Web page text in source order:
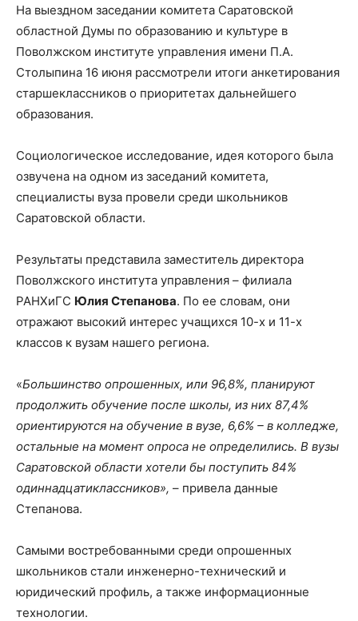
На выездном заседании комитета Саратовской
областной Думы по образованию и культуре в
Поволжском институте управления имени П.А.
Столыпина 16 июня рассмотрели итоги анкетирования
старшеклассников о приоритетах дальнейшего
образования.
Социологическое исследование, идея которого была
озвучена на одном из заседаний комитета,
специалисты вуза провели среди школьников
Саратовской области.
Результаты представила заместитель директора
Поволжского института управления – филиала
РАНХиГС Юлия Степанова. По ее словам, они
отражают высокий интерес учащихся 10-х и 11-х
классов к вузам нашего региона.
«Большинство опрошенных, или 96,8%, планируют
продолжить обучение после школы, из них 87,4%
ориентируются на обучение в вузе, 6,6% – в колледже,
остальные на момент опроса не определились. В вузы
Саратовской области хотели бы поступить 84%
одиннадцатиклассников», – привела данные
Степанова.
Самыми востребованными среди опрошенных
школьников стали инженерно-технический и
юридический профиль, а также информационные
технологии.